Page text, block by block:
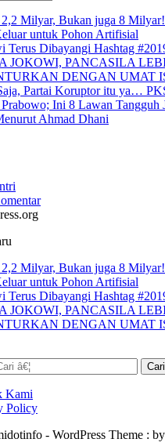
Milyar, Bukan juga 8
untuk Pohon Artifisial
Terus Dibayangi Hashtag
JOKOWI, PANCASILA
DENGAN UMAT
Partai Koruptor itu ya…
Ini 8 Lawan Tangguh
Ahmad Dhani
Milyar, Bukan juga 8
untuk Pohon Artifisial
Terus Dibayangi Hashtag
JOKOWI, PANCASILA
DENGAN UMAT
Kami
Policy
- WordPress Theme :